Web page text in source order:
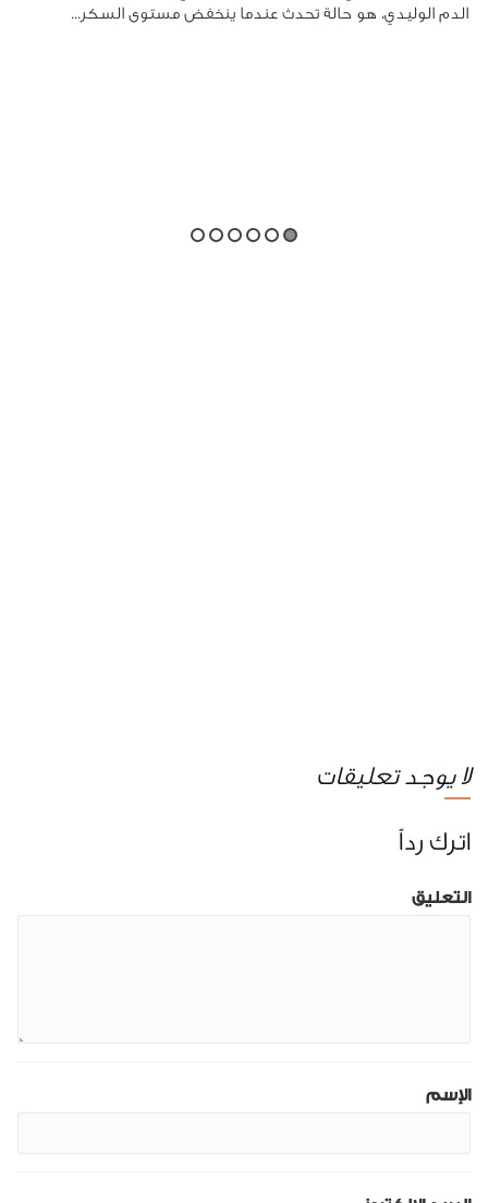
الدم الوليدي، هو حالة تحدث عندما ينخفض مستوى السكر...
لا يوجد تعليقات
اترك رداً
التعليق
الإسم